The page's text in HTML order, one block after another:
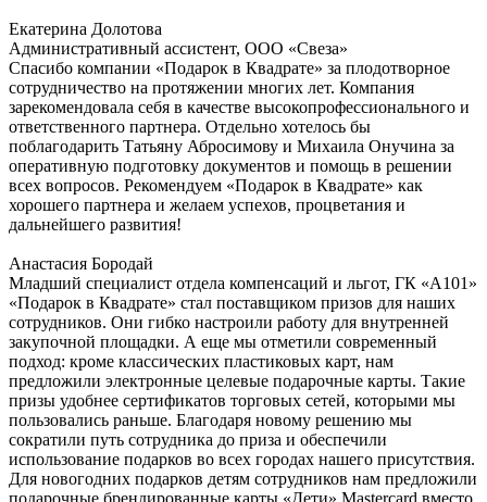
Екатерина Долотова
Административный ассистент, ООО «Свеза»
Спасибо компании «Подарок в Квадрате» за плодотворное
сотрудничество на протяжении многих лет. Компания
зарекомендовала себя в качестве высокопрофессионального и
ответственного партнера. Отдельно хотелось бы
поблагодарить Татьяну Абросимову и Михаила Онучина за
оперативную подготовку документов и помощь в решении
всех вопросов. Рекомендуем «Подарок в Квадрате» как
хорошего партнера и желаем успехов, процветания и
дальнейшего развития!
Анастасия Бородай
Младший специалист отдела компенсаций и льгот, ГК «А101»
«Подарок в Квадрате» стал поставщиком призов для наших
сотрудников. Они гибко настроили работу для внутренней
закупочной площадки. А еще мы отметили современный
подход: кроме классических пластиковых карт, нам
предложили электронные целевые подарочные карты. Такие
призы удобнее сертификатов торговых сетей, которыми мы
пользовались раньше. Благодаря новому решению мы
сократили путь сотрудника до приза и обеспечили
использование подарков во всех городах нашего присутствия.
Для новогодних подарков детям сотрудников нам предложили
подарочные брендированные карты «Дети» Mastercard вместо